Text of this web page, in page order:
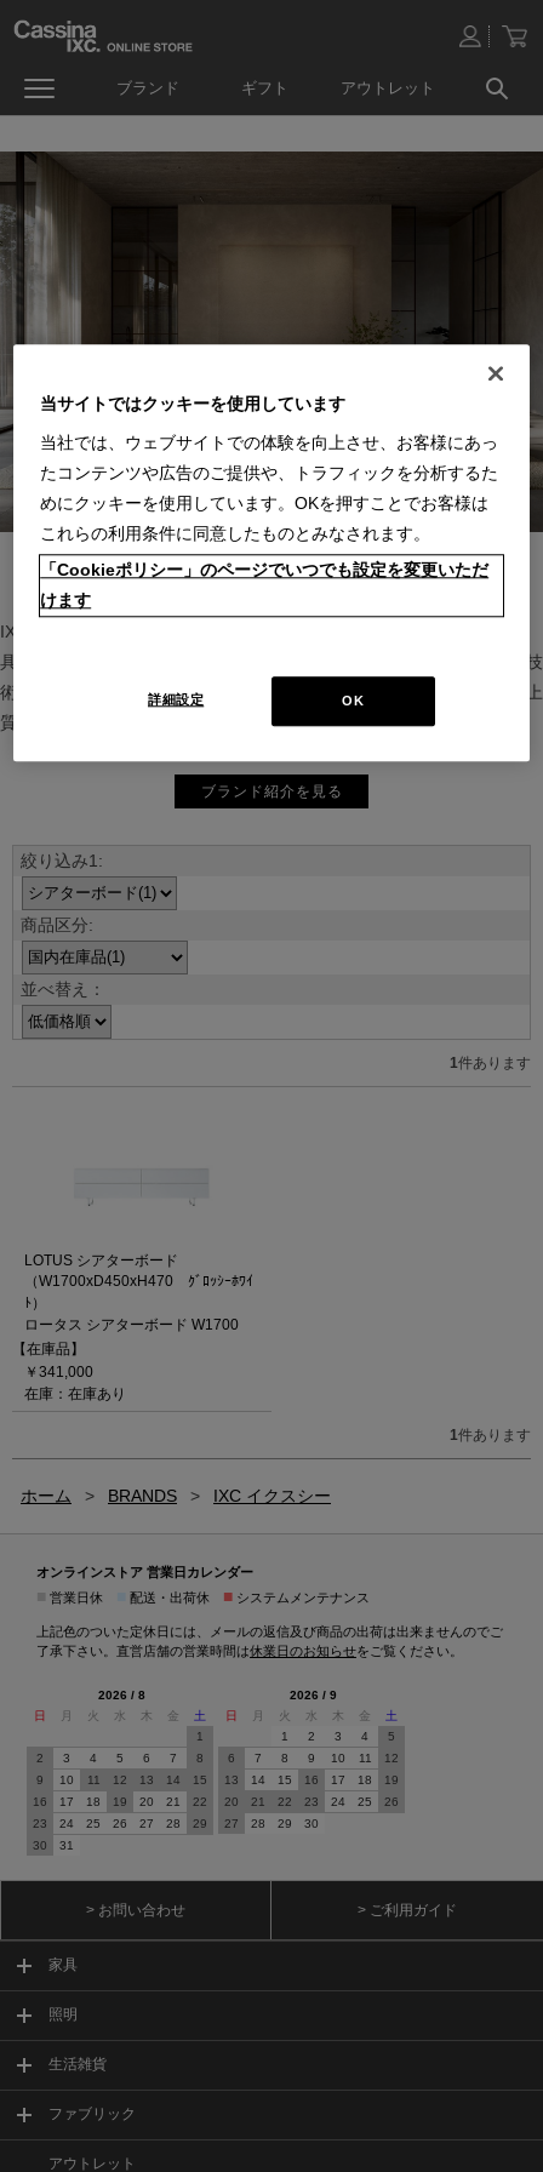
ブランド ギフト アウトレット
IXC（イクスシー）は、”Emotional Minimalism”を掲げるグローバル家
具ブランド。ヨーロッパの家具文化と日本の美意識を融合し、素材や技
術を活かした持続可能で洗練されたインテリアを提案。長く愛される上
質な暮らしを届けます。
ブランド紹介を見る
並べ替え：
1件あります
LOTUS シアターボード
（W1700xD450xH470 ｸﾞﾛｯｼｰﾎﾜｲ
ﾄ）
ロータス シアターボード W1700
【在庫品】
￥341,000
在庫：在庫あり
1件あります
ホーム > BRANDS > IXC イクスシー
オンラインストア 営業日カレンダー
営業日休 配送・出荷休 ■ システムメンテナンス
上記色のついた定休日には、メールの返信及び商品の出荷は出来ませんのでご
了承下さい。直営店舗の営業時間は休業日のお知らせをご覧ください。
2026 / 8
日
月 火 水 木 金
土
1
2
3 4 5 6 7
8
9
10 11 12 13 14
15
16
17 18 19 20 21
22
23
24 25 26 27 28
29
30
31
2026 / 9
日
月 火 水 木 金
土
1
2 3 4
5
6
7 8 9 10 11
12
13
14 15 16 17 18
19
20
21 22 23 24 25
26
27
28 29 30
> お問い合わせ > ご利用ガイド
家具
照明
生活雑貨
ファブリック
アウトレット
当サイトではクッキーを使用しています
当社では、ウェブサイトでの体験を向上させ、お客様にあっ
たコンテンツや広告のご提供や、トラフィックを分析するた
めにクッキーを使用しています。OKを押すことでお客様は
これらの利用条件に同意したものとみなされます。
「Cookieポリシー」のページでいつでも設定を変更いただ
けます
OK
詳細設定